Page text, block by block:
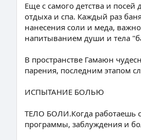
Еще с самого детства и
отдыха и спа. Каждый раз
нанесения соли и меда,
напитыванием души и тела
В пространстве Гамаюн
парения, последним этапом
ИСПЫТАНИЕ БОЛЬЮ
ТЕЛО БОЛИ.Когда работаешь
программы, заблуждения и